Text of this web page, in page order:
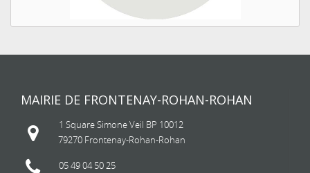
MAIRIE DE FRONTENAY-ROHAN-ROHAN
1 Square Simone Veil BP 10012
79270 Frontenay-Rohan-Rohan
05 49 04 50 25